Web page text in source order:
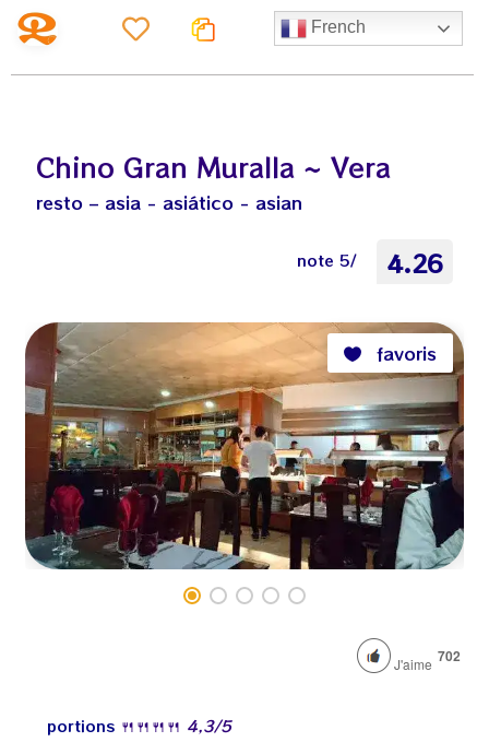
French
Chino Gran Muralla ~ Vera
resto – asia - asiático - asian
note 5/ 4.26
favoris
J'aime 702
portions 🍴 🍴 🍴 🍴 4,3/5